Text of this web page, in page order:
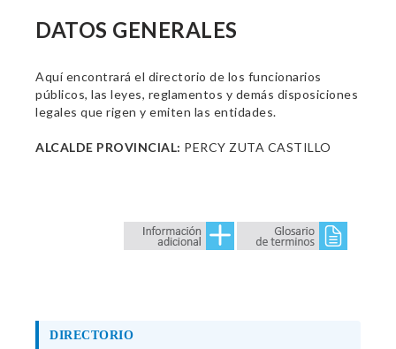
DATOS GENERALES
Aquí encontrará el directorio de los funcionarios
públicos, las leyes, reglamentos y demás disposiciones
legales que rigen y emiten las entidades.
ALCALDE PROVINCIAL: PERCY ZUTA CASTILLO
DIRECTORIO